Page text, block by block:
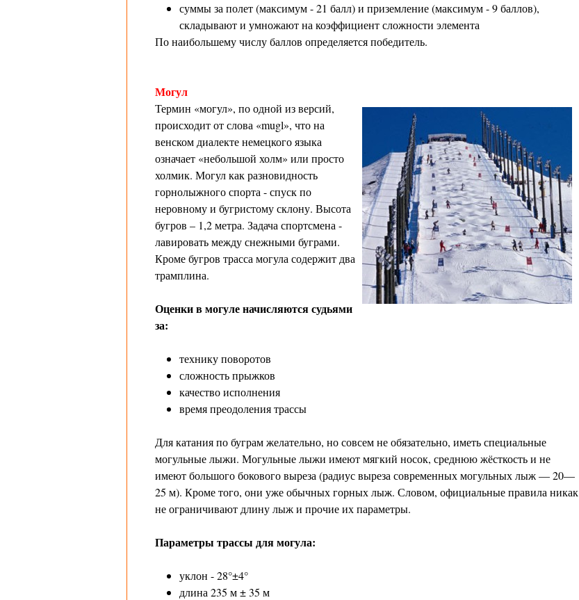
суммы за полет (максимум - 21 балл) и приземление (максимум - 9 баллов),
складывают и умножают на коэффициент сложности элемента
По наибольшему числу баллов определяется победитель.
Могул
Термин «могул», по одной из версий,
происходит от слова «mugl», что на
венском диалекте немецкого языка
означает «небольшой холм» или просто
холмик. Могул как разновидность
горнолыжного спорта - спуск по
неровному и бугристому склону. Высота
бугров – 1,2 метра. Задача спортсмена -
лавировать между снежными буграми.
Кроме бугров трасса могула содержит два
трамплина.
Оценки в могуле начисляются судьями
за:
технику поворотов
сложность прыжков
качество исполнения
время преодоления трассы
Для катания по буграм желательно, но совсем не обязательно, иметь специальные
могульные лыжи. Могульные лыжи имеют мягкий носок, среднюю жёсткость и не
имеют большого бокового выреза (радиус выреза современных могульных лыж — 20—
25 м). Кроме того, они уже обычных горных лыж. Словом, официальные правила никак
не ограничивают длину лыж и прочие их параметры.
Параметры трассы для могула:
уклон - 28°±4°
длина 235 м ± 35 м